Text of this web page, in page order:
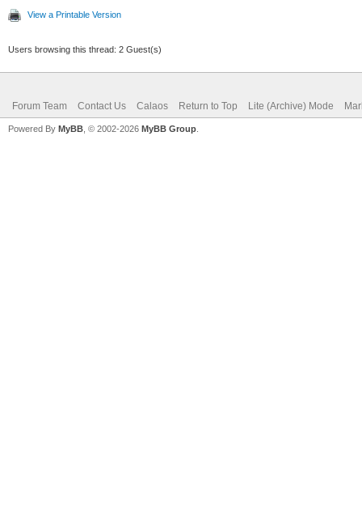
View a Printable Version
Users browsing this thread: 2 Guest(s)
Forum Team Contact Us Calaos Return to Top Lite (Archive) Mode
Powered By MyBB , © 2002-2026 MyBB Group